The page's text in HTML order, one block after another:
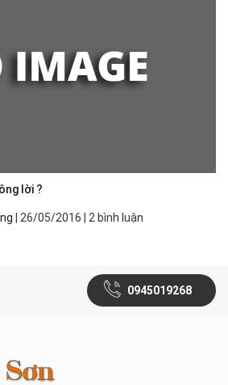
lời ?
| 26/05/2016 | 2 bình luận
0945019268